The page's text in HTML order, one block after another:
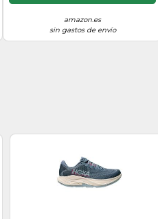
amazon.es
sin gastos de envío